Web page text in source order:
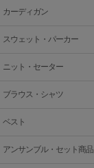
カーディガン
スウェット・パーカー
ニット・セーター
ブラウス・シャツ
ベスト
アンサンブル・セット商品